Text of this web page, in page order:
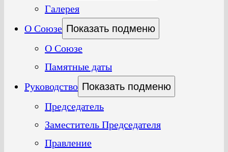
Галерея
О Союзе Показать подменю
О Союзе
Памятные даты
Руководство Показать подменю
Председатель
Заместитель Председателя
Правление